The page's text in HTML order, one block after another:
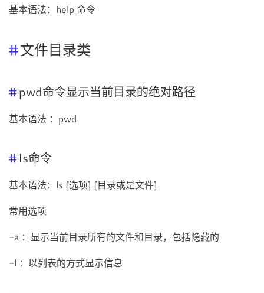
基本语法：help 命令
文件目录类
pwd命令显示当前目录的绝对路径
基本语法 ：pwd
ls命令
基本语法：ls [选项] [目录或是文件]
常用选项
-a ：显示当前目录所有的文件和目录，包括隐藏的
-l ：以列表的方式显示信息